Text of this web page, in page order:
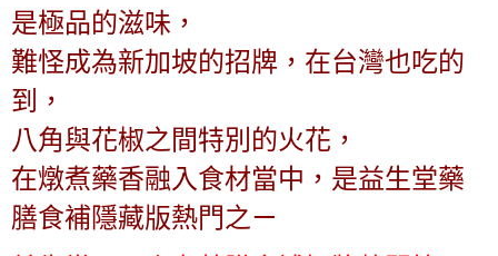
是極品的滋味，
難怪成為新加坡的招牌，在台灣也吃的
到，
八角與花椒之間特別的火花，
在燉煮藥香融入食材當中，是益生堂藥
膳食補隱藏版熱門之ㄧ